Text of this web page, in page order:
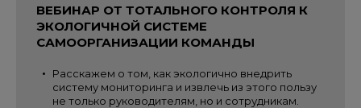
ВЕБИНАР ОТ ТОТАЛЬНОГО КОНТРОЛЯ К
ЭКОЛОГИЧНОЙ СИСТЕМЕ
САМООРГАНИЗАЦИИ КОМАНДЫ
Расскажем о том, как экологично внедрить
систему мониторинга и извлечь из этого пользу
не только руководителям, но и сотрудникам.